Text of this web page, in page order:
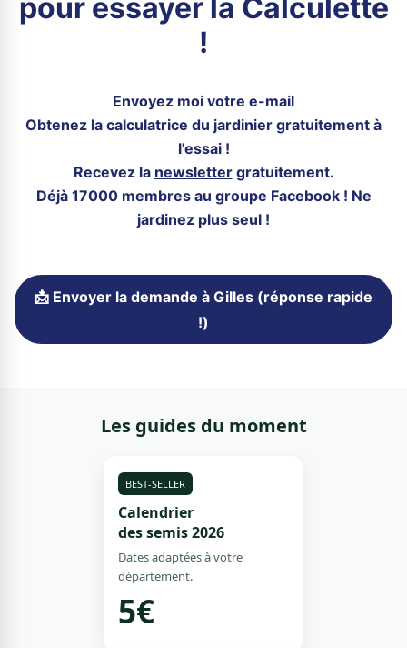
pour essayer la Calculette
!
Envoyez moi votre e-mail
Obtenez la calculatrice du jardinier gratuitement à
l'essai !
Recevez la newslettergratuitement.
Déjà 17000 membres au groupe Facebook ! Ne
jardinez plus seul !
📩 Envoyer la demande à Gilles (réponse rapide
!)
Les guides du moment
BEST-SELLER
Calendrier
des semis 2026
Dates adaptées à votre
département.
5€